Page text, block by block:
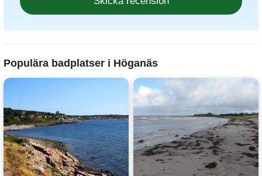
Populära badplatser i Höganäs